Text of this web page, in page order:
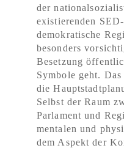
der
existierenden
demokratische
besonders
Besetzung
Symbole geht.
die
Selbst der Raum
Parlament und
mentalen und
dem Aspekt der